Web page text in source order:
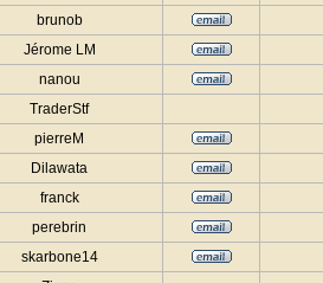
brunob
Jérome LM
nanou
TraderStf
pierreM
Dilawata
franck
perebrin
skarbone14